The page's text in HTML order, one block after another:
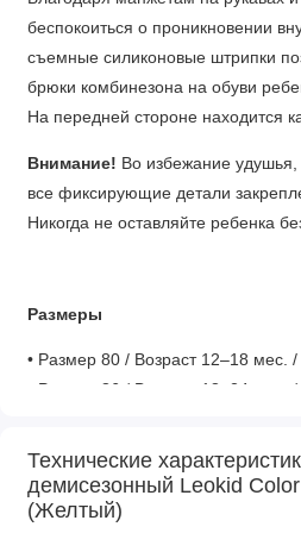
беспокоиться о проникновении
съемные силиконовые штрипки
брюки комбинезона на обуви
На передней стороне находится
Внимание! Во избежание удушья,
все фиксирующие детали
Никогда не оставляйте ребенка
Размеры
• Размер 80 / Возраст 12–18 мес.
• Размер 86 / Возраст 18–24 мес. /
• Размер 98 / Возраст 3–4 года /
• Размер 104 / Возраст 4–5 лет /
Состав
Технические
демисезонный Leokid
(Желтый)